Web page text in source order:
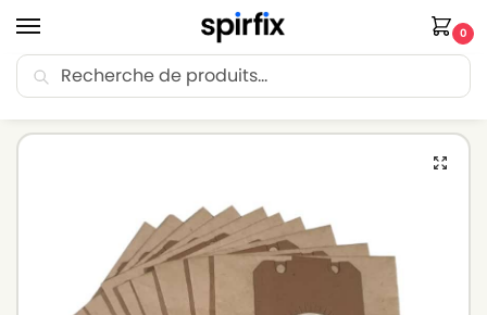
0
🚚 Livraison Point Relais offerte dès 30€ d’achat.